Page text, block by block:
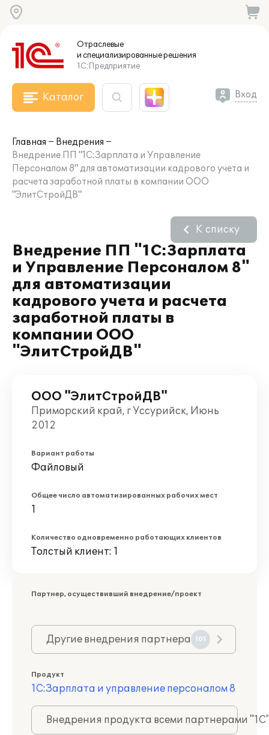
Отраслевые
и специализированныерешения
1С:Предприятие
Каталог Вход
Главная
Внедрения
Внедрение ПП "1С:Зарплата и Управление
Персоналом 8" для автоматизации кадрового учета и
расчета заработной платы в компании ООО
"ЭлитСтройДВ"
Внедрение ПП "1С:Зарплата
и Управление Персоналом 8"
для автоматизации
кадрового учета и расчета
заработной платы в
компании ООО
"ЭлитСтройДВ"
К списку
ООО "ЭлитСтройДВ"
Приморский край, г Уссурийск, Июнь
2012
Вариант работы
Файловый
Общее число автоматизированных рабочих мест
1
Количество одновременно работающих клиентов
Толстый клиент: 1
Партнер, осуществивший внедрение/проект
Другие внедрения партнера 101
Продукт
1С:Зарплата и управление персоналом 8
Внедрения продукта всеми партнерами